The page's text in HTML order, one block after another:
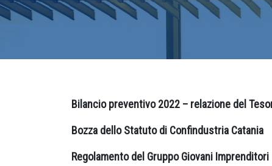
Bilancio preventivo 2022 – relazione del
Bozza dello Statuto di Confindustria Catania
Regolamento del Gruppo Giovani Imprenditori